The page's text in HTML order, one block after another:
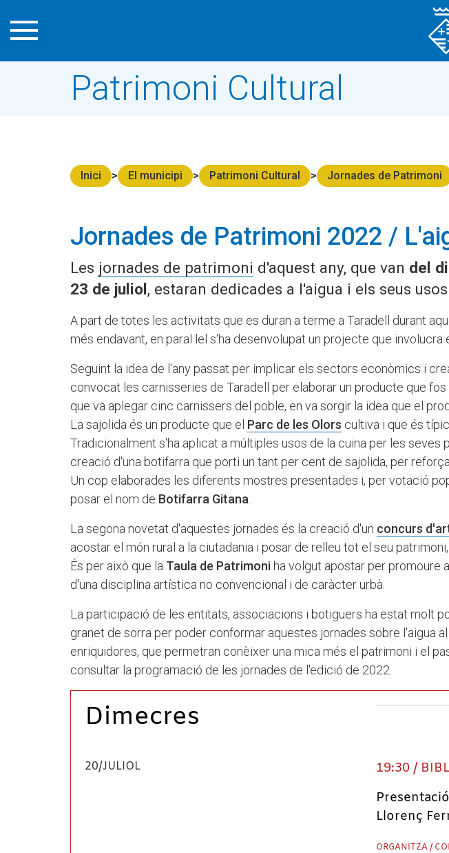
Patrimoni Cultural
Inici El municipi Patrimoni Cultural Jornades de Patrimoni
Jornades de Patrimoni 2022 /
Les jornades de patrimoni d'aquest any, que van del
23 de juliol , estaran dedicades a l'aigua i els seus
A part de totes les activitats que es duran a terme a Taradell durant
més endavant, en paral·lel s'ha desenvolupat un projecte que involucra
Seguint la idea de l'any passat per implicar els sectors econòmics i
convocat les carnisseries de Taradell per elaborar un producte que
que va aplegar cinc carnissers del poble, en va sorgir la idea que el
La sajolida és un producte que el Parc de les Olors cultiva i que és
Tradicionalment s'ha aplicat a múltiples usos de la cuina per les seves
creació d'una botifarra que porti un tant per cent de sajolida, per
Un cop elaborades les diferents mostres presentades i, per votació
posar el nom de Botifarra Gitana
La segona novetat d'aquestes jornades és la creació d'un concurs
acostar el món rural a la ciutadania i posar de relleu tot el seu
És per això que la Taula de Patrimoni ha volgut apostar per promoure
d'una disciplina artística no convencional i de caràcter urbà.
La participació de les entitats, associacions i botiguers ha estat molt
granet de sorra per poder conformar aquestes jornades sobre l'aigua
enriquidores, que permetran conèixer una mica més el patrimoni i el
consultar la programació de les jornades de l'edició de 2022.
Dimecres
20/JULIOL
19:30 /
Llorenç
ORGANITZA /